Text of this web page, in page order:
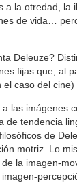
la otredad, la
de vida…
Deleuze?
fijas que, al
caso del
a las imágenes
de tendencia
de
motriz. Lo
la imagen-